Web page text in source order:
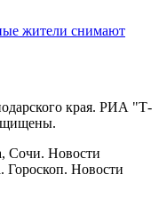
жители снимают
края. РИА "Т-
Сочи. Новости
Гороскоп. Новости